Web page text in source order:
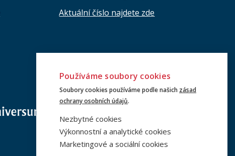
Aktuální číslo najdete zde
Používáme soubory cookies
Soubory cookies používáme podle našich zásad
ochrany osobních údajů.
Nezbytné cookies
Výkonnostní a analytické cookies
Marketingové a sociální cookies